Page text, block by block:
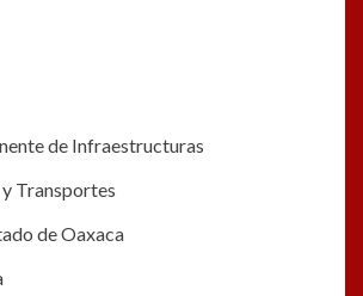
de Infraestructuras
Transportes
de Oaxaca